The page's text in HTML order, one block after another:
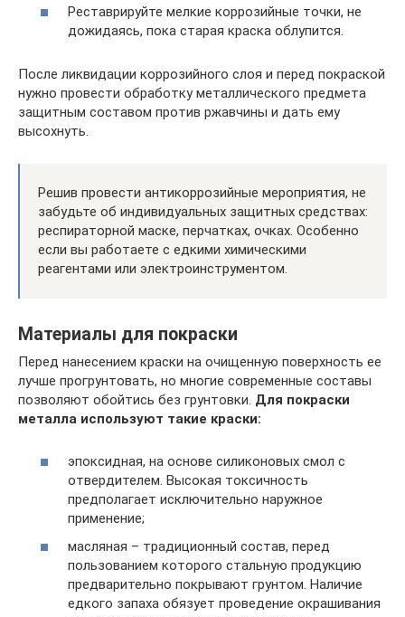
Реставрируйте мелкие коррозийные точки, не
дожидаясь, пока старая краска облупится.
После ликвидации коррозийного слоя и перед покраской
нужно провести обработку металлического предмета
защитным составом против ржавчины и дать ему
высохнуть.
Решив провести антикоррозийные мероприятия, не
забудьте об индивидуальных защитных средствах:
респираторной маске, перчатках, очках. Особенно
если вы работаете с едкими химическими
реагентами или электроинструментом.
Материалы для покраски
Перед нанесением краски на очищенную поверхность ее
лучше прогрунтовать, но многие современные составы
позволяют обойтись без грунтовки. Для покраски
металла используют такие краски:
эпоксидная, на основе силиконовых смол с
отвердителем. Высокая токсичность
предполагает исключительно наружное
применение;
масляная – традиционный состав, перед
пользованием которого стальную продукцию
предварительно покрывают грунтом. Наличие
едкого запаха обязует проведение окрашивания